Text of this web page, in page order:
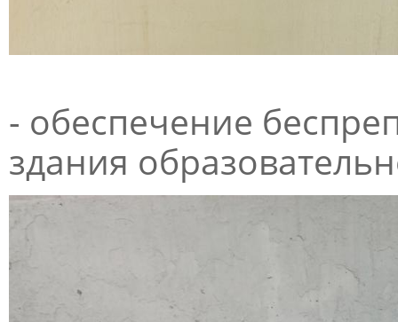
- обеспечение
здания